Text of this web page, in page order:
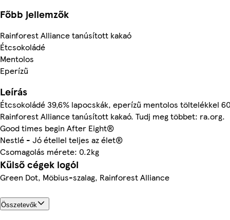
Főbb jellemzők
Rainforest Alliance tanúsított kakaó
Étcsokoládé
Mentolos
Eperízű
Leírás
Étcsokoládé 39,6% lapocskák, eperízű mentolos töltelékkel
Rainforest Alliance tanúsított kakaó. Tudj meg többet: ra.org.
Good times begin After Eight®
Nestlé - Jó étellel teljes az élet®
Csomagolás mérete: 0.2kg
Külső cégek logói
Green Dot, Möbius-szalag, Rainforest Alliance
Összetevők